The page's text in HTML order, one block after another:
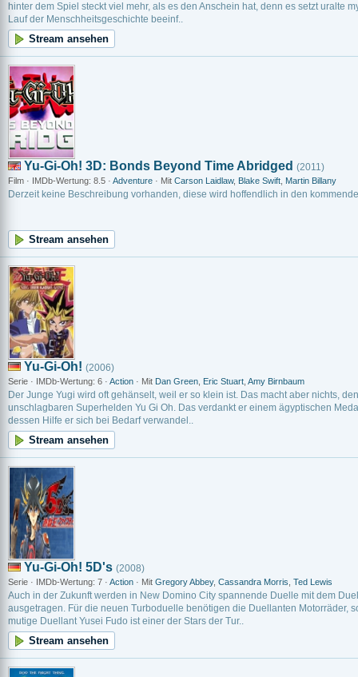
hinter dem Spiel steckt viel mehr, als es den Anschein hat, denn es setzt uralte
Lauf der Menschheitsgeschichte beeinf..
Stream ansehen
Yu-Gi-Oh! 3D: Bonds Beyond Time Abridged (2011)
Film · IMDb-Wertung: 8.5 · Adventure · Mit Carson Laidlaw, Blake Swift Martin Billany
Derzeit keine Beschreibung vorhanden, diese wird hoffendlich in den
Stream ansehen
Yu-Gi-Oh! (2006)
Serie · IMDb-Wertung: 6 · Action · Mit Dan Green Eric Stuart Amy Birnbaum
Der Junge Yugi wird oft gehänselt, weil er so klein ist. Das macht aber nichts,
unschlagbaren Superhelden Yu Gi Oh. Das verdankt er einem ägyptischen
dessen Hilfe er sich bei Bedarf verwandel..
Stream ansehen
Yu-Gi-Oh! 5D's (2008)
Serie · IMDb-Wertung: 7 · Action · Mit Gregory Abbey, Cassandra Morris Ted Lewis
Auch in der Zukunft werden in New Domino City spannende Duelle mit dem
ausgetragen. Für die neuen Turboduelle benötigen die Duellanten Motorräder,
mutige Duellant Yusei Fudo ist einer der Stars der Tur..
Stream ansehen